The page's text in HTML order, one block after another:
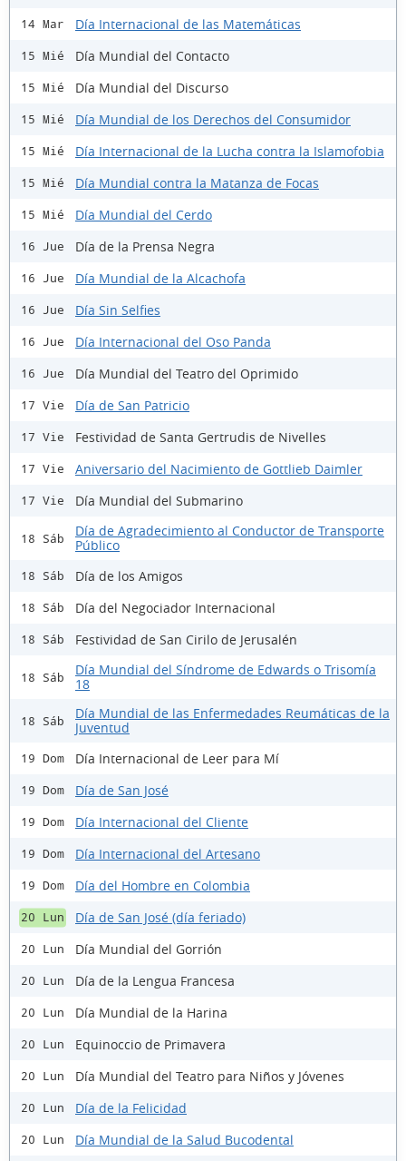
14 Mar Día Internacional de las Matemáticas
15 Mié Día Mundial del Contacto
15 Mié Día Mundial del Discurso
15 Mié Día Mundial de los Derechos del Consumidor
15 Mié Día Internacional de la Lucha contra la Islamofobia
15 Mié Día Mundial contra la Matanza de Focas
15 Mié Día Mundial del Cerdo
16 Jue Día de la Prensa Negra
16 Jue Día Mundial de la Alcachofa
16 Jue Día Sin Selfies
16 Jue Día Internacional del Oso Panda
16 Jue Día Mundial del Teatro del Oprimido
17 Vie Día de San Patricio
17 Vie Festividad de Santa Gertrudis de Nivelles
17 Vie Aniversario del Nacimiento de Gottlieb Daimler
17 Vie Día Mundial del Submarino
18 Sáb
Día de Agradecimiento al Conductor de Transporte
Público
18 Sáb Día de los Amigos
18 Sáb Día del Negociador Internacional
18 Sáb Festividad de San Cirilo de Jerusalén
18 Sáb
Día Mundial del Síndrome de Edwards o Trisomía
18
18 Sáb
Día Mundial de las Enfermedades Reumáticas de la
Juventud
19 Dom Día Internacional de Leer para Mí
19 Dom Día de San José
19 Dom Día Internacional del Cliente
19 Dom Día Internacional del Artesano
19 Dom Día del Hombre en Colombia
20 Lun Día de San José (día feriado)
20 Lun Día Mundial del Gorrión
20 Lun Día de la Lengua Francesa
20 Lun Día Mundial de la Harina
20 Lun Equinoccio de Primavera
20 Lun Día Mundial del Teatro para Niños y Jóvenes
20 Lun Día de la Felicidad
20 Lun Día Mundial de la Salud Bucodental